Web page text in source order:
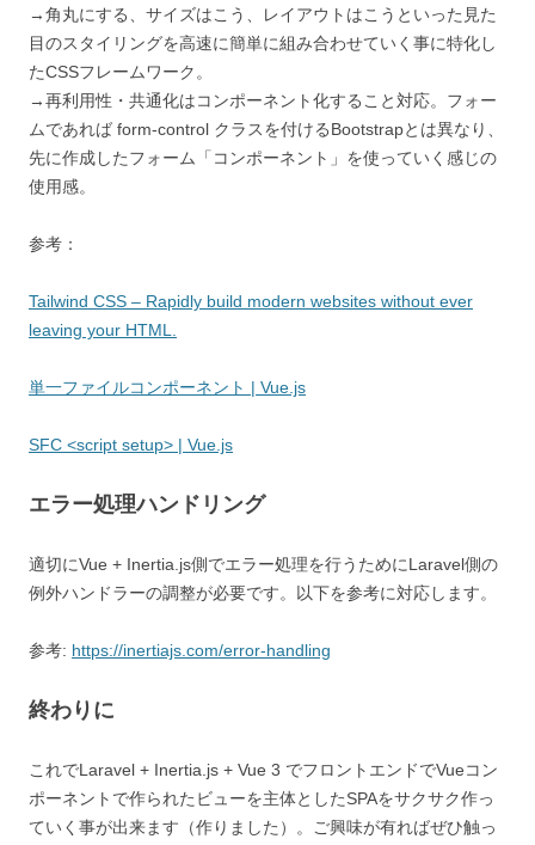
→角丸にする、サイズはこう、レイアウトはこうといった見た
目のスタイリングを高速に簡単に組み合わせていく事に特化し
たCSSフレームワーク。
→再利用性・共通化はコンポーネント化すること対応。フォー
ムであれば form-control クラスを付けるBootstrapとは異なり、
先に作成したフォーム「コンポーネント」を使っていく感じの
使用感。
参考：
Tailwind CSS – Rapidly build modern websites without ever
leaving your HTML.
単一ファイルコンポーネント | Vue.js
SFC <script setup> | Vue.js
エラー処理ハンドリング
適切にVue + Inertia.js側でエラー処理を行うためにLaravel側の
例外ハンドラーの調整が必要です。以下を参考に対応します。
参考: https://inertiajs.com/error-handling
終わりに
これでLaravel + Inertia.js + Vue 3 でフロントエンドでVueコン
ポーネントで作られたビューを主体としたSPAをサクサク作っ
ていく事が出来ます（作りました）。ご興味が有ればぜひ触っ